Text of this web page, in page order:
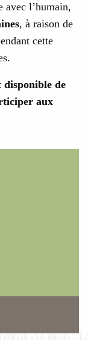
avec l’humain,
, à raison de
cette
disponible de
aux